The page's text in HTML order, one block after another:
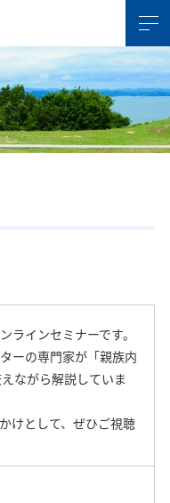
インセミナーです。
ーの専門家が「親族内
ながら解説していま
けとして、ぜひご視聴